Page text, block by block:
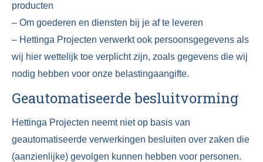
producten
– Om goederen en diensten bij je af te leveren
– Hettinga Projecten verwerkt ook persoonsgegevens als
wij hier wettelijk toe verplicht zijn, zoals gegevens die wij
nodig hebben voor onze belastingaangifte.
Geautomatiseerde besluitvorming
Hettinga Projecten neemt niet op basis van
geautomatiseerde verwerkingen besluiten over zaken die
(aanzienlijke) gevolgen kunnen hebben voor personen.